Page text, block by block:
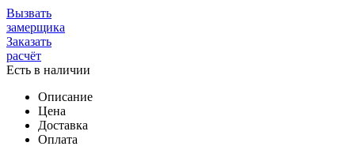
Вызвать
замерщика
Заказать
расчёт
Есть в наличии
Описание
Цена
Доставка
Оплата